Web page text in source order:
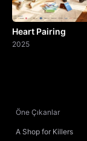
Heart Pairing
2025
Öne Çıkanlar
A Shop for Killers